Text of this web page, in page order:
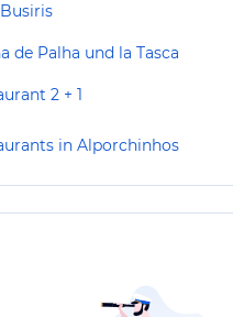
de Palha und la Tasca
2 + 1
in Alporchinhos